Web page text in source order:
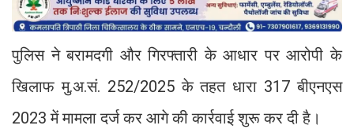
पुलिस ने बरामदगी और गिरफ्तारी के आधार पर आरोपी के
खिलाफ मु.अ.सं. 252/2025 के तहत धारा 317 बीएनएस
2023 में मामला दर्ज कर आगे की कार्रवाई शुरू कर दी है।